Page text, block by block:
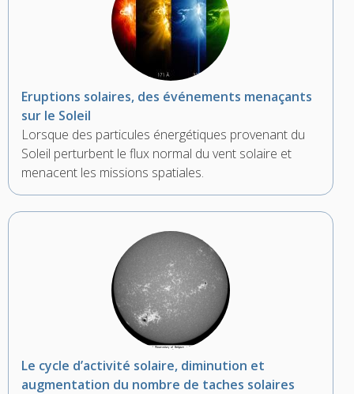
Eruptions solaires, des événements menaçants
sur le Soleil
Lorsque des particules énergétiques provenant du
Soleil perturbent le flux normal du vent solaire et
menacent les missions spatiales.
Le cycle d’activité solaire, diminution et
augmentation du nombre de taches solaires